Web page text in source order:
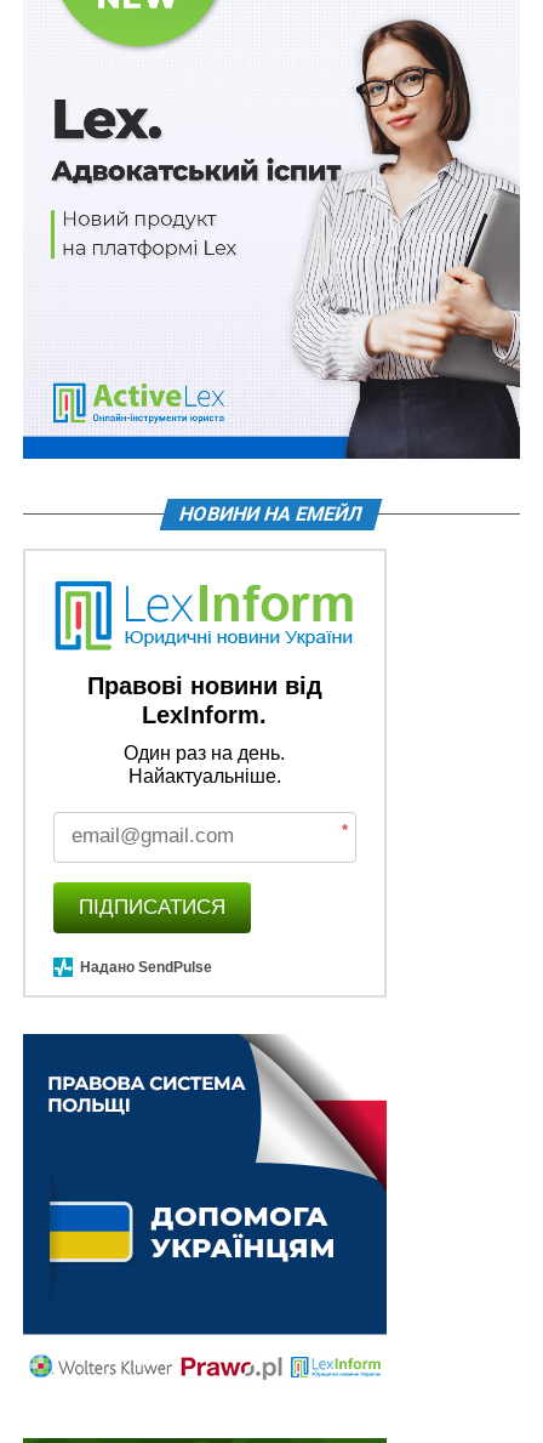
НОВИНИ НА ЕМЕЙЛ
Правові новини від
LexInform.
Один раз на день.
Найактуальніше.
*
ПІДПИСАТИСЯ
Надано SendPulse